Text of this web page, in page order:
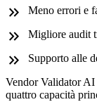
Meno errori e
Migliore audit
Supporto alle
Vendor Validator AI
quattro capacità